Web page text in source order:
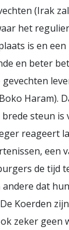
(Irak
het
is en
en beter
Haram).
steun is
reageert
een
de tijd
dat
Koerden
zeker geen